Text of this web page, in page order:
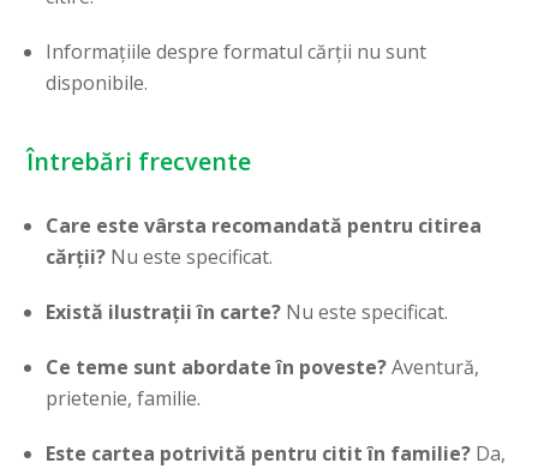
Informațiile despre formatul cărții nu sunt
disponibile.
Întrebări frecvente
Care este vârsta recomandată pentru citirea
cărții? Nu este specificat.
Există ilustrații în carte? Nu este specificat.
Ce teme sunt abordate în poveste?Aventură,
prietenie, familie.
Este cartea potrivită pentru citit în familie? Da,